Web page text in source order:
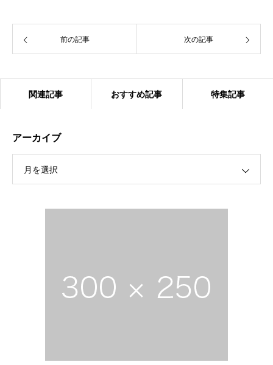
前の記事 次の記事
関連記事 おすすめ記事 特集記事
アーカイブ
月を選択